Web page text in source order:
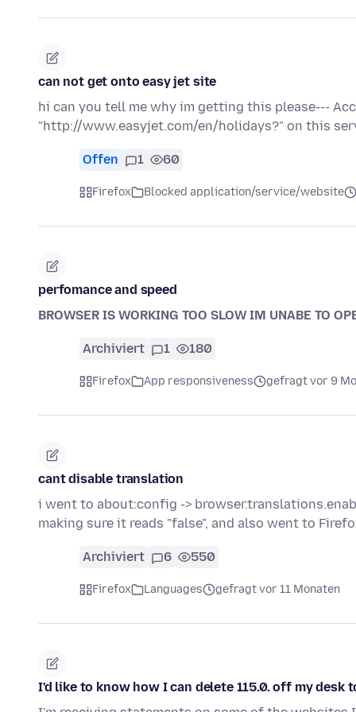
can not get onto easy jet site
hi can you tell me why im getting this please---
"http://www.easyjet.com/en/holidays?" on this
Offen 1 60
Firefox Blocked application/service/website
perfomance and speed
BROWSER IS WORKING TOO SLOW IM UNABE TO
Archiviert 1 180
Firefox App responsiveness gefragt vor 9
cant disable translation
i went to about:config ->
making sure it reads "false", and also went to
Archiviert 6 550
Firefox Languages gefragt vor 11 Monaten
I'd like to know how I can delete 115.0. off my desk